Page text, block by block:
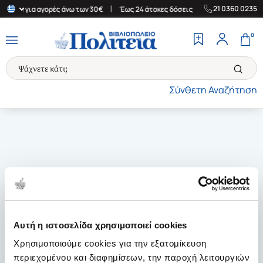
Αυτή η ιστοσελίδα χρησιμοποιεί cookies
Χρησιμοποιούμε cookies για την εξατομίκευση
περιεχομένου και διαφημίσεων, την παροχή λειτουργιών
για αγορές άνω των 30€ Έως 24 άτοκες δόσεις | Δωρεάν
21 0360 0235
Σύνθετη Αναζήτηση
0